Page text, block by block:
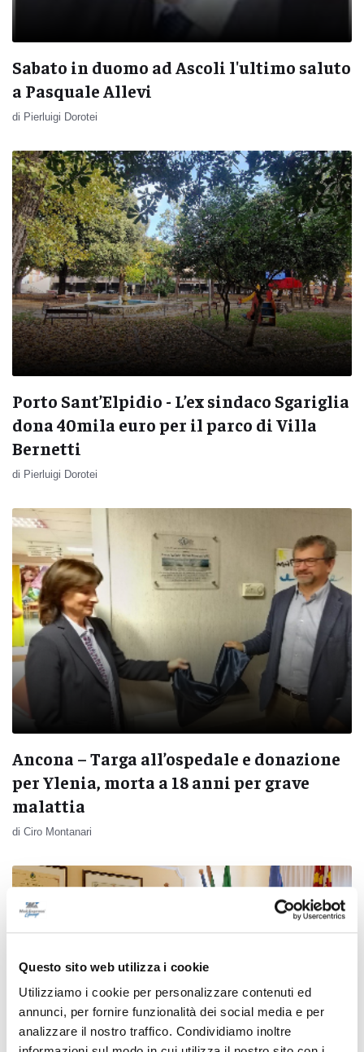
Questo sito web utilizza i cookie
Utilizziamo i cookie per personalizzare contenuti ed
annunci, per fornire funzionalità dei social media e per
analizzare il nostro traffico. Condividiamo inoltre
Sabato in duomo ad Ascoli l'ultimo saluto
a Pasquale Allevi
di Pierluigi Dorotei
Porto Sant’Elpidio - L’ex sindaco Sgariglia
dona 40mila euro per il parco di Villa
Bernetti
di Pierluigi Dorotei
Ancona – Targa all’ospedale e donazione
per Ylenia, morta a 18 anni per grave
malattia
di Ciro Montanari